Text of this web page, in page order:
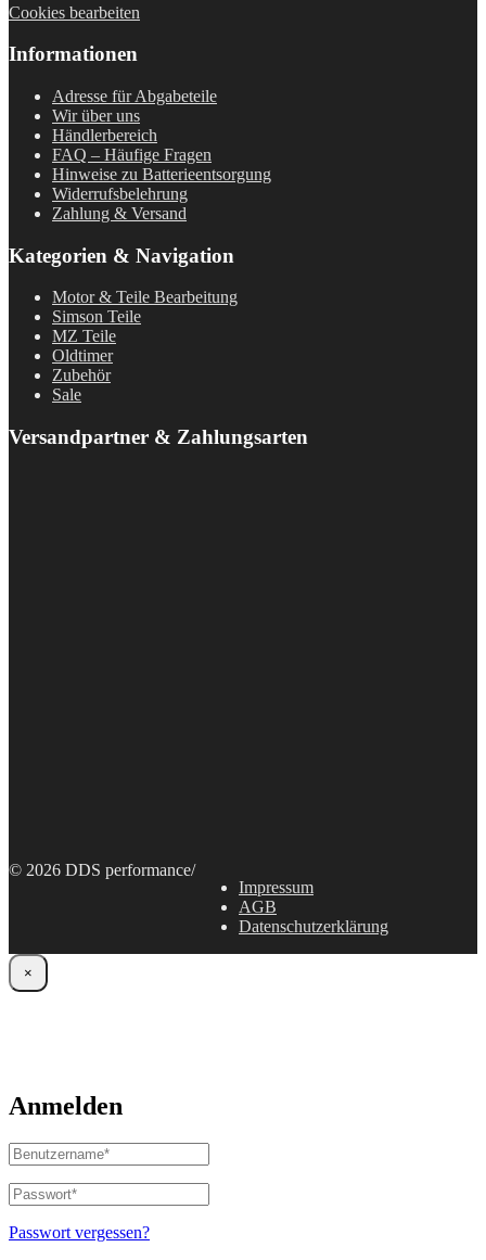
Cookies bearbeiten
Informationen
Adresse für Abgabeteile
Wir über uns
Händlerbereich
FAQ – Häufige Fragen
Hinweise zu Batterieentsorgung
Widerrufsbelehrung
Zahlung & Versand
Kategorien & Navigation
Motor & Teile Bearbeitung
Simson Teile
MZ Teile
Oldtimer
Zubehör
Sale
Versandpartner & Zahlungsarten
© 2026 DDS performance/
Impressum
AGB
Datenschutzerklärung
×
Anmelden
Benutzername
oder
E-
Mail-
Adresse*
Passwort*
Erforderlich
Passwort vergessen?